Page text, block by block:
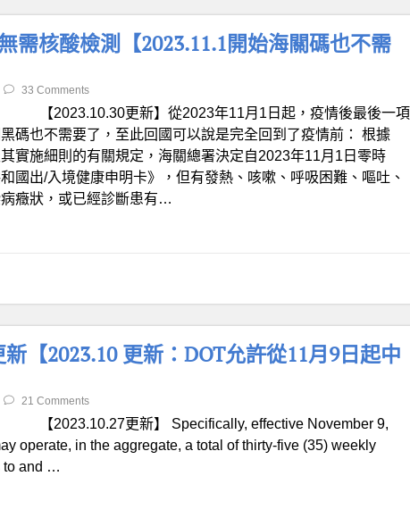
需核酸檢測【2023.11.1開始海關碼也不需
33 Comments
【2023.10.30更新】從2023年11月1日起，疫情後最後一項
碼也不需要了，至此回國可以說是完全回到了疫情前： 根據
實施細則的有關規定，海關總署決定自2023年11月1日零時
國出/入境健康申明卡》，但有發熱、咳嗽、呼吸困難、嘔吐、
癥狀，或已經診斷患有…
【2023.10 更新：DOT允許從11月9日起中
21 Comments
【2023.10.27更新】 Specifically, effective November 9,
operate, in the aggregate, a total of thirty-five (35) weekly
to and …